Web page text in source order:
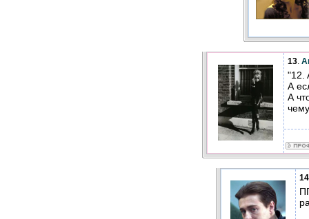
13.
"12.
А
А
14